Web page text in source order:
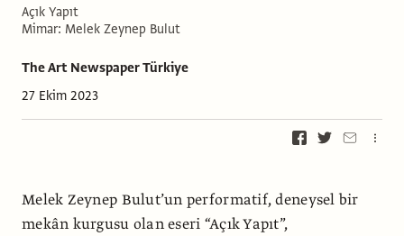
The Art Newspaper Türkiye
27 Ekim 2023
Açık Yapıt
Mimar: Melek Zeynep Bulut
Melek Zeynep Bulut’un performatif, deneysel bir
mekân kurgusu olan eseri “Açık Yapıt”,